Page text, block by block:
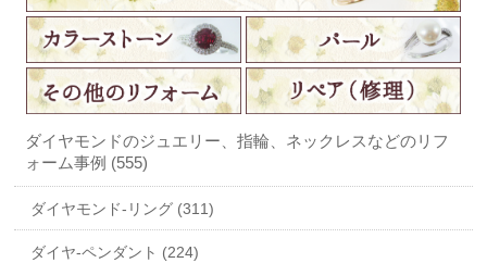
ダイヤモンドのジュエリー、指輪、ネックレスなどのリフ
ォーム事例 (555)
ダイヤモンド-リング (311)
ダイヤ-ペンダント (224)